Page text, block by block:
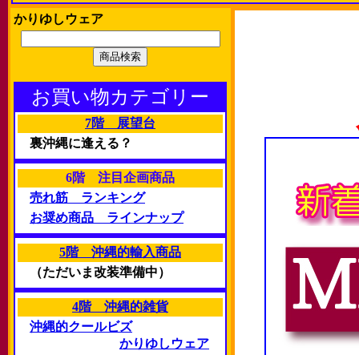
かりゆしウェア
お買い物カテゴリー
7階 展望台
裏沖縄に逢える？
6階 注目企画商品
売れ筋 ランキング
お奨め商品 ラインナップ
5階 沖縄的輸入商品
（ただいま改装準備中）
4階 沖縄的雑貨
沖縄的クールビズ
かりゆしウェア